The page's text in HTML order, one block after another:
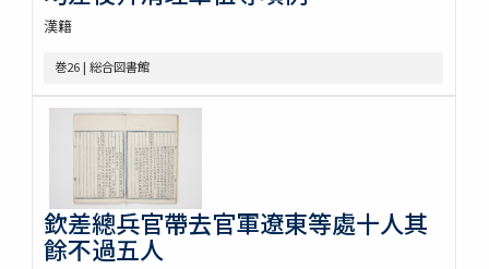
漢籍
巻26 | 総合図書館
欽差總兵官帶去官軍遼東等處十人其
餘不過五人